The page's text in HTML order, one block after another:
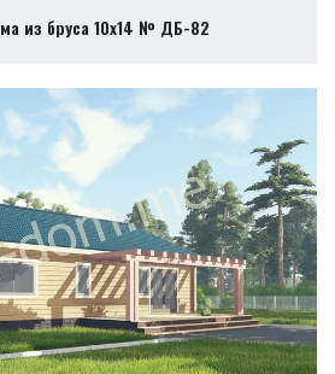
из бруса 10х14 № ДБ-82